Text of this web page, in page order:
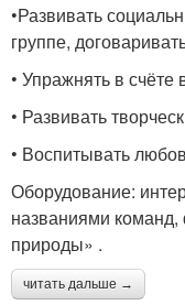
•Развивать
группе,
• Упражнять в счёте
• Развивать
• Воспитывать
Оборудование:
названиями
природы» .
читать дальше →